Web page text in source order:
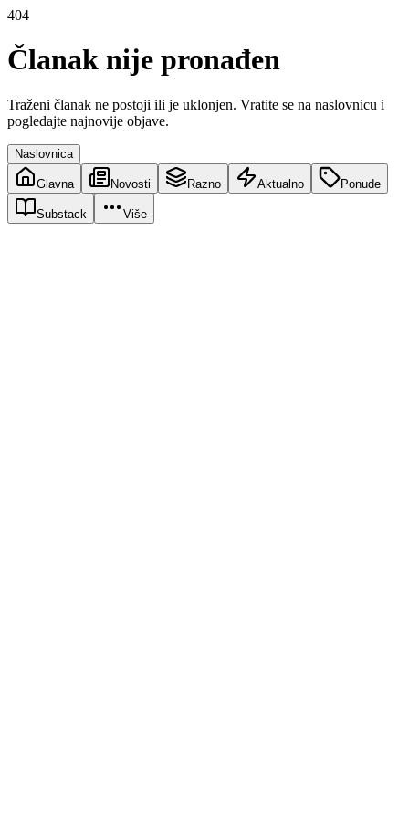
404
Članak nije pronađen
Traženi članak ne postoji ili je uklonjen. Vratite se na naslovnicu i
pogledajte najnovije objave.
Naslovnica
Glavna Novosti Razno Aktualno Ponude
Substack Više